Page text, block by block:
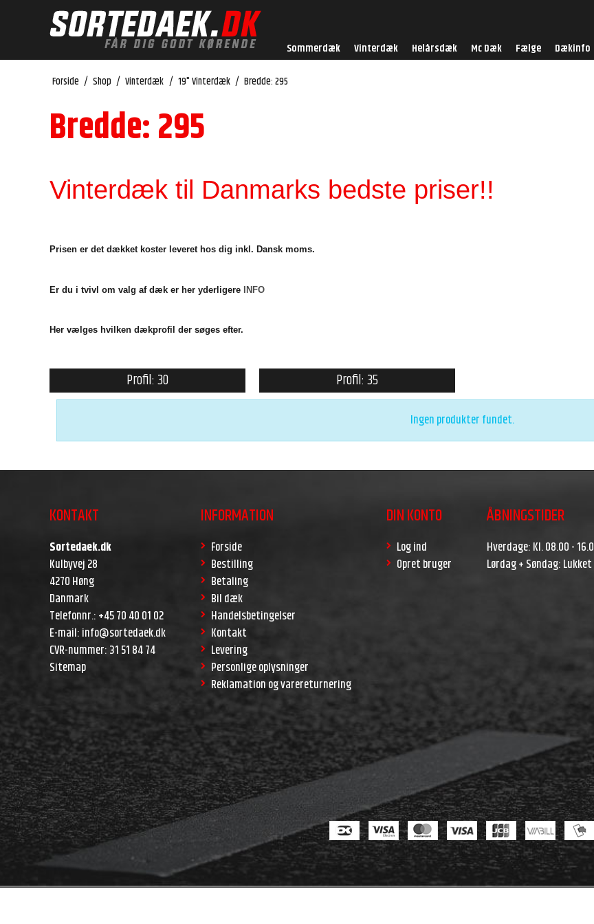
Sommerdæk Vinterdæk Helårsdæk Mc Dæk Fælge Dækinfo
Forside / Shop / Vinterdæk / 19" Vinterdæk / Bredde: 295
Bredde: 295
Vinterdæk til Danmarks bedste priser!!
Prisen er det dækket koster leveret hos dig inkl. Dansk moms.
Er du i tvivl om valg af dæk er her yderligere INFO
Her vælges hvilken dækprofil der søges efter.
Profil: 30 Profil: 35
Ingen produkter fundet.
KONTAKT
Sortedaek.dk
Kulbyvej 28
4270 Høng
Danmark
Telefonnr.:+45 70 40 01 02
E-mail:info@sortedaek.dk
CVR-nummer:31 51 84 74
Sitemap
INFORMATION
Forside
Bestilling
Betaling
Bil dæk
Handelsbetingelser
Kontakt
Levering
Personlige oplysninger
Reklamation og varereturnering
DIN KONTO
Log ind
Opret bruger
ÅBNINGSTIDER
Hverdage: Kl. 08.00 -
Lørdag + Søndag: Lukket